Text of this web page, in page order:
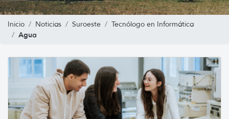
Inicio Noticias Suroeste Tecnólogo en Informática
Agua